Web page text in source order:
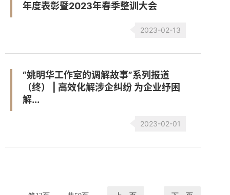
年度表彰暨2023年春季整训大会
2023-02-13
“姚明华工作室的调解故事”系列报道
（终） | 高效化解涉企纠纷 为企业纾困
解...
2023-02-01